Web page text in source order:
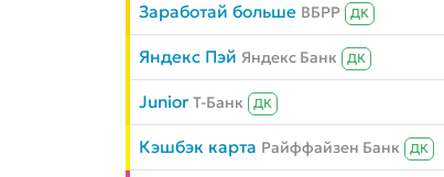
Заработай больше ВБРР ДК
Яндекс Пэй Яндекс Банк ДК
Junior Т-Банк ДК
Кэшбэк карта Райффайзен Банк ДК